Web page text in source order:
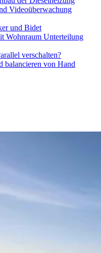
Videoüberwachung
und Bidet
Wohnraum Unterteilung
verschalten?
balancieren von Hand